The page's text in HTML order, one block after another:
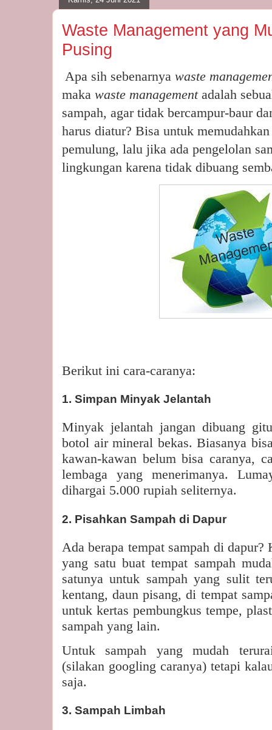
Waste Management yang
Pusing
Apa sih sebenarnya waste
maka waste management adalah
sampah, agar tidak bercampur-baur
harus diatur? Bisa untuk
pemulung, lalu jika ada pengelolan
lingkungan karena tidak dibuang
Berikut ini cara-caranya:
1. Simpan Minyak Jelantah
Minyak jelantah jangan dibuang
botol air mineral bekas. Biasanya
kawan-kawan belum bisa caranya,
lembaga yang menerimanya.
dihargai 5.000 rupiah seliternya.
2. Pisahkan Sampah di Dapur
Ada berapa tempat sampah di
yang satu buat tempat sampah
satunya untuk sampah yang sulit
kentang, daun pisang, di tempat
untuk kertas pembungkus tempe,
sampah yang lain.
Untuk sampah yang mudah
(silakan googling caranya) tetapi
saja.
3. Sampah Limbah